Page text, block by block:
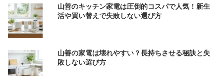
山善のキッチン家電は圧倒的コスパで人気！新生
活や買い替えで失敗しない選び方
山善の家電は壊れやすい？長持ちさせる秘訣と失
敗しない選び方